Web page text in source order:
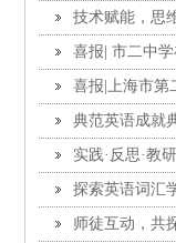
技术赋能，思
喜报| 市二中
喜报|上海市第
典范英语成就
语悦读”活动
实践·反思·教
探索英语词汇
师徒互动，共